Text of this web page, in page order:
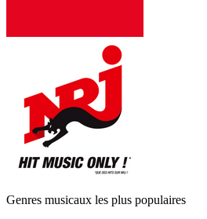
Genres musicaux les plus populaires